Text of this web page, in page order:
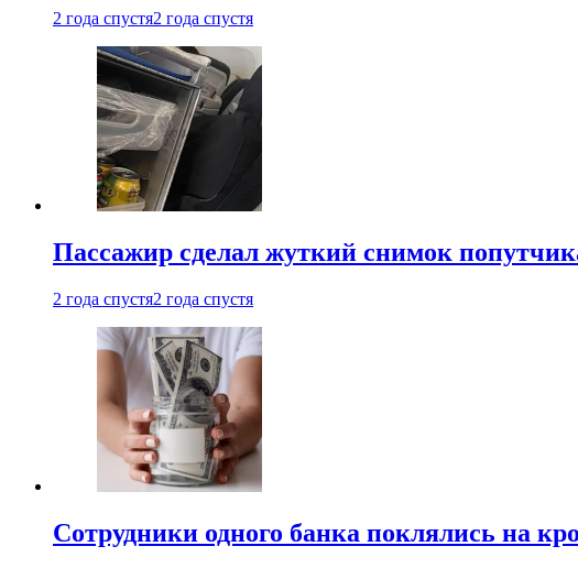
2 года спустя2 года спустя
Пассажир сделал жуткий снимок
2 года спустя2 года спустя
Сотрудники одного банка поклялись на